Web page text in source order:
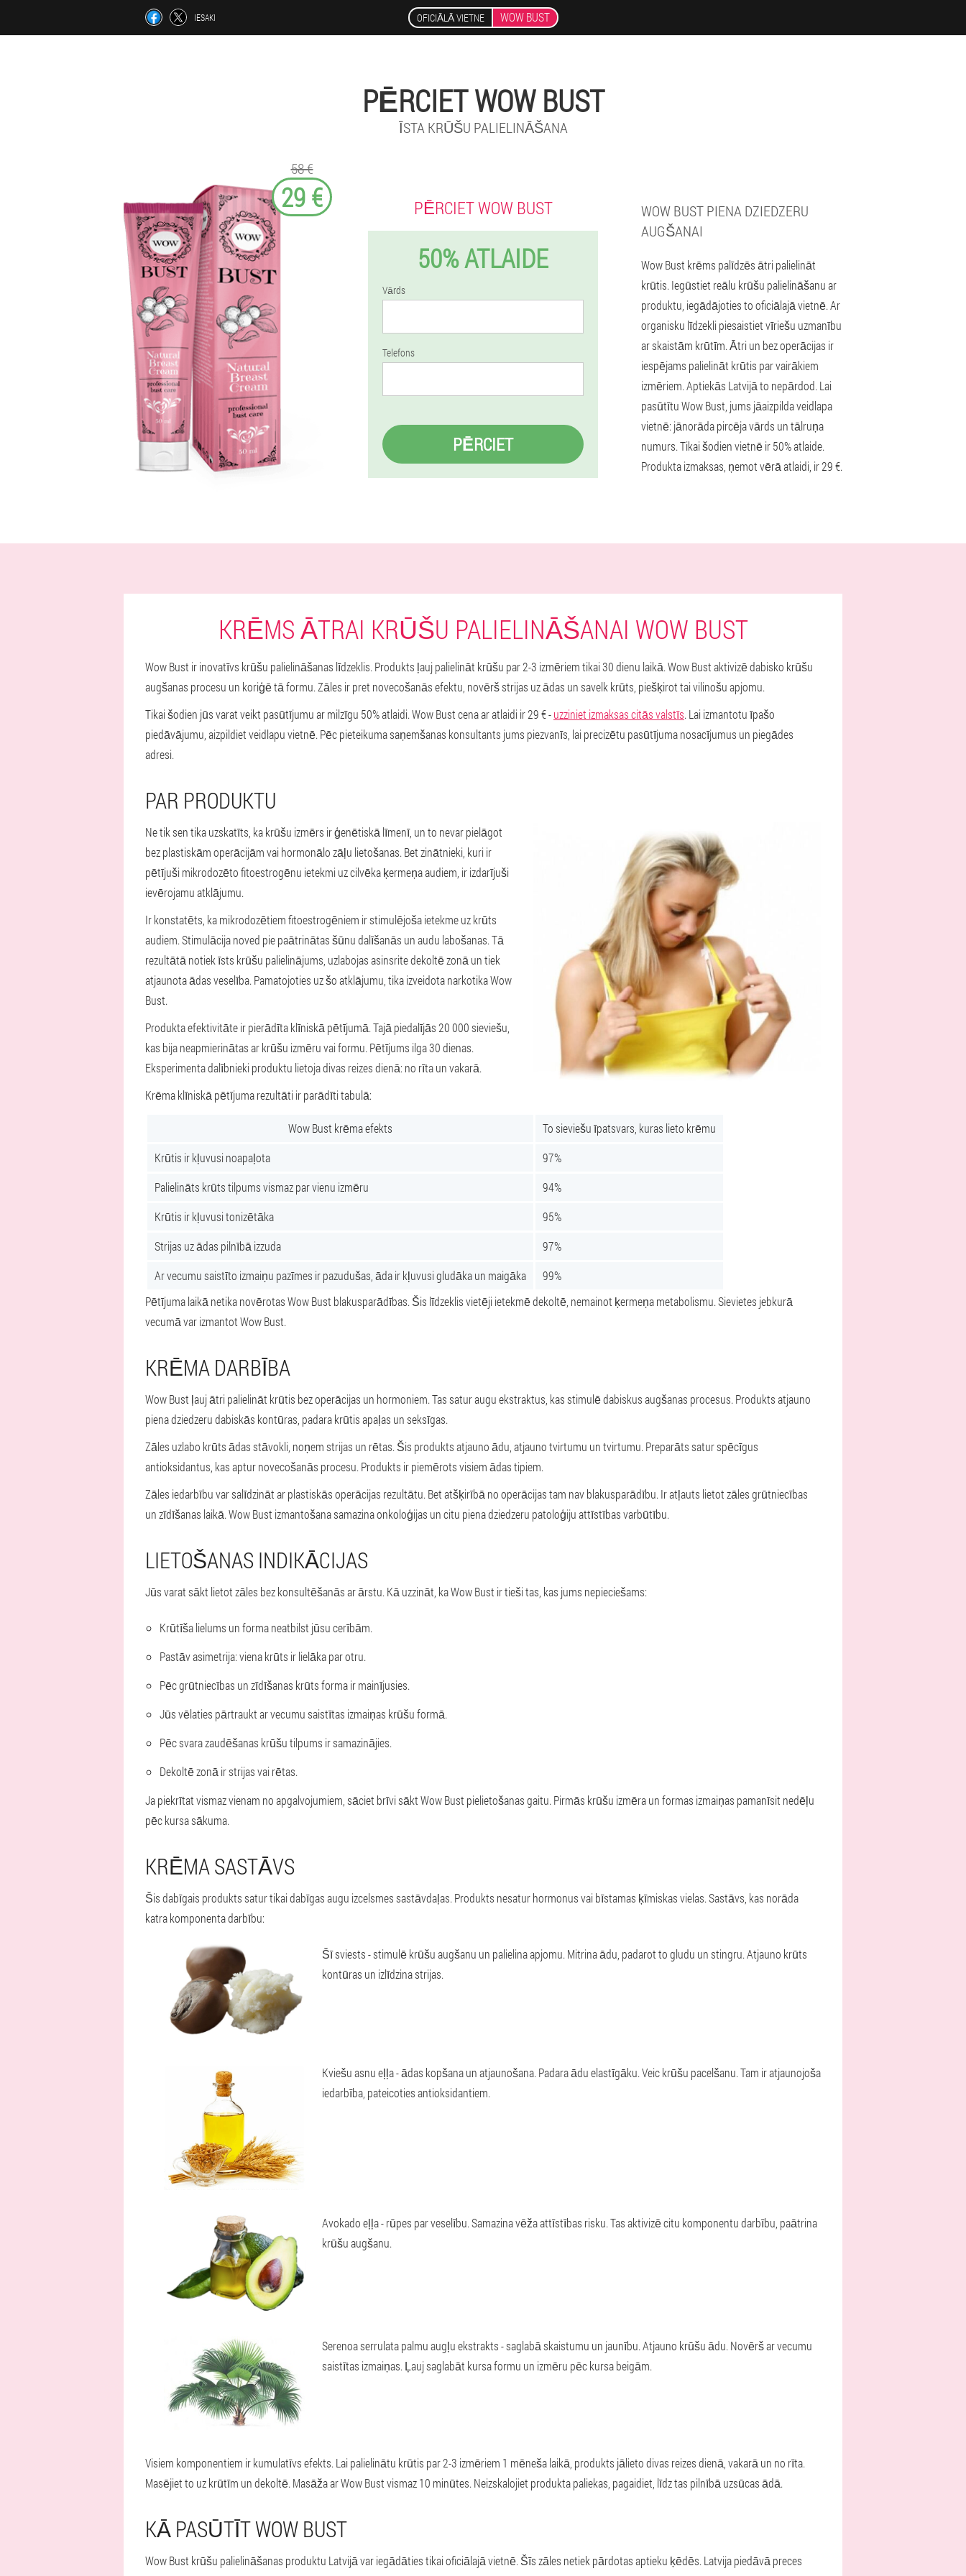
IESAKI OFICIĀLĀ VIETNE WOW BUST
PĒRCIET WOW BUST
ĪSTA KRŪŠU PALIELINĀŠANA
58 €
29 € PĒRCIET WOW BUST
50% ATLAIDE
Vārds
Telefons
PĒRCIET
WOW BUST PIENA DZIEDZERU
AUGŠANAI
Wow Bust krēms palīdzēs ātri palielināt
krūtis. Iegūstiet reālu krūšu palielināšanu ar
produktu, iegādājoties to oficiālajā vietnē. Ar
organisku līdzekli piesaistiet vīriešu uzmanību
ar skaistām krūtīm. Ātri un bez operācijas ir
iespējams palielināt krūtis par vairākiem
izmēriem. Aptiekās Latvijā to nepārdod. Lai
pasūtītu Wow Bust, jums jāaizpilda veidlapa
vietnē: jānorāda pircēja vārds un tālruņa
numurs. Tikai šodien vietnē ir 50% atlaide.
Produkta izmaksas, ņemot vērā atlaidi, ir 29 €.
KRĒMS ĀTRAI KRŪŠU PALIELINĀŠANAI WOW BUST
Wow Bust ir inovatīvs krūšu palielināšanas līdzeklis. Produkts ļauj palielināt krūšu par 2-3 izmēriem tikai 30 dienu laikā. Wow Bust aktivizē dabisko krūšu
augšanas procesu un koriģē tā formu. Zāles ir pret novecošanās efektu, novērš strijas uz ādas un savelk krūts, piešķirot tai vilinošu apjomu.
Tikai šodien jūs varat veikt pasūtījumu ar milzīgu 50% atlaidi. Wow Bust cena ar atlaidi ir 29 € -uzziniet izmaksas citās valstīs. Lai izmantotu īpašo
piedāvājumu, aizpildiet veidlapu vietnē. Pēc pieteikuma saņemšanas konsultants jums piezvanīs, lai precizētu pasūtījuma nosacījumus un piegādes
adresi.
PAR PRODUKTU
Ne tik sen tika uzskatīts, ka krūšu izmērs ir ģenētiskā līmenī, un to nevar pielāgot
bez plastiskām operācijām vai hormonālo zāļu lietošanas. Bet zinātnieki, kuri ir
pētījuši mikrodozēto fitoestrogēnu ietekmi uz cilvēka ķermeņa audiem, ir izdarījuši
ievērojamu atklājumu.
Ir konstatēts, ka mikrodozētiem fitoestrogēniem ir stimulējoša ietekme uz krūts
audiem. Stimulācija noved pie paātrinātas šūnu dalīšanās un audu labošanas. Tā
rezultātā notiek īsts krūšu palielinājums, uzlabojas asinsrite dekoltē zonā un tiek
atjaunota ādas veselība. Pamatojoties uz šo atklājumu, tika izveidota narkotika Wow
Bust.
Produkta efektivitāte ir pierādīta klīniskā pētījumā. Tajā piedalījās 20 000 sieviešu,
kas bija neapmierinātas ar krūšu izmēru vai formu. Pētījums ilga 30 dienas.
Eksperimenta dalībnieki produktu lietoja divas reizes dienā: no rīta un vakarā.
Krēma klīniskā pētījuma rezultāti ir parādīti tabulā:
Wow Bust krēma efekts
To sieviešu īpatsvars, kuras lieto krēmu
Krūtis ir kļuvusi noapaļota
97%
Palielināts krūts tilpums vismaz par vienu izmēru
94%
Krūtis ir kļuvusi tonizētāka
95%
Strijas uz ādas pilnībā izzuda
97%
Ar vecumu saistīto izmaiņu pazīmes ir pazudušas, āda ir kļuvusi gludāka un maigāka
99%
Pētījuma laikā netika novērotas Wow Bust blakusparādības. Šis līdzeklis vietēji ietekmē dekoltē, nemainot ķermeņa metabolismu. Sievietes jebkurā
vecumā var izmantot Wow Bust.
KRĒMA DARBĪBA
Wow Bust ļauj ātri palielināt krūtis bez operācijas un hormoniem. Tas satur augu ekstraktus, kas stimulē dabiskus augšanas procesus. Produkts atjauno
piena dziedzeru dabiskās kontūras, padara krūtis apaļas un seksīgas.
Zāles uzlabo krūts ādas stāvokli, noņem strijas un rētas. Šis produkts atjauno ādu, atjauno tvirtumu un tvirtumu. Preparāts satur spēcīgus
antioksidantus, kas aptur novecošanās procesu. Produkts ir piemērots visiem ādas tipiem.
Zāles iedarbību var salīdzināt ar plastiskās operācijas rezultātu. Bet atšķirībā no operācijas tam nav blakusparādību. Ir atļauts lietot zāles grūtniecības
un zīdīšanas laikā. Wow Bust izmantošana samazina onkoloģijas un citu piena dziedzeru patoloģiju attīstības varbūtību.
LIETOŠANAS INDIKĀCIJAS
Jūs varat sākt lietot zāles bez konsultēšanās ar ārstu. Kā uzzināt, ka Wow Bust ir tieši tas, kas jums nepieciešams:
Krūtīša lielums un forma neatbilst jūsu cerībām.
Pastāv asimetrija: viena krūts ir lielāka par otru.
Pēc grūtniecības un zīdīšanas krūts forma ir mainījusies.
Jūs vēlaties pārtraukt ar vecumu saistītas izmaiņas krūšu formā.
Pēc svara zaudēšanas krūšu tilpums ir samazinājies.
Dekoltē zonā ir strijas vai rētas.
Ja piekrītat vismaz vienam no apgalvojumiem, sāciet brīvi sākt Wow Bust pielietošanas gaitu. Pirmās krūšu izmēra un formas izmaiņas pamanīsit nedēļu
pēc kursa sākuma.
KRĒMA SASTĀVS
Šis dabīgais produkts satur tikai dabīgas augu izcelsmes sastāvdaļas. Produkts nesatur hormonus vai bīstamas ķīmiskas vielas. Sastāvs, kas norāda
katra komponenta darbību:
Šī sviests - stimulē krūšu augšanu un palielina apjomu. Mitrina ādu, padarot to gludu un stingru. Atjauno krūts
kontūras un izlīdzina strijas.
Kviešu asnu eļļa - ādas kopšana un atjaunošana. Padara ādu elastīgāku. Veic krūšu pacelšanu. Tam ir atjaunojoša
iedarbība, pateicoties antioksidantiem.
Avokado eļļa - rūpes par veselību. Samazina vēža attīstības risku. Tas aktivizē citu komponentu darbību, paātrina
krūšu augšanu.
Serenoa serrulata palmu augļu ekstrakts - saglabā skaistumu un jaunību. Atjauno krūšu ādu. Novērš ar vecumu
saistītas izmaiņas. Ļauj saglabāt kursa formu un izmēru pēc kursa beigām.
Visiem komponentiem ir kumulatīvs efekts. Lai palielinātu krūtis par 2-3 izmēriem 1 mēneša laikā, produkts jālieto divas reizes dienā, vakarā un no rīta.
Masējiet to uz krūtīm un dekoltē. Masāža ar Wow Bust vismaz 10 minūtes. Neizskalojiet produkta paliekas, pagaidiet, līdz tas pilnībā uzsūcas ādā.
KĀ PASŪTĪT WOW BUST
Wow Bust krūšu palielināšanas produktu Latvijā var iegādāties tikai oficiālajā vietnē. Šīs zāles netiek pārdotas aptieku ķēdēs. Latvija piedāvā preces